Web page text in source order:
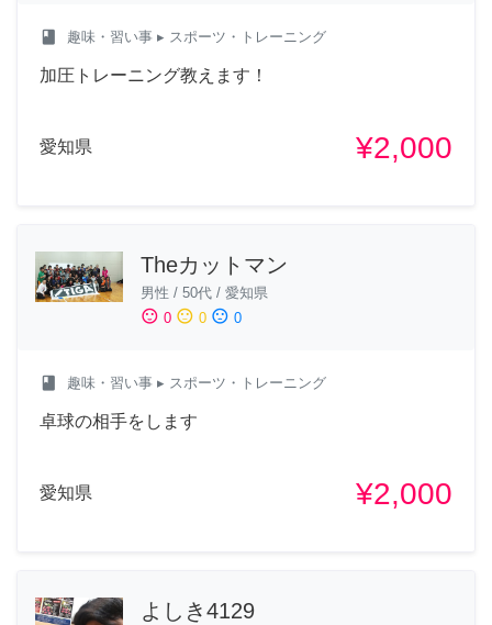
class 趣味・習い事 ▸ スポーツ・トレーニング
加圧トレーニング教えます！
愛知県 ¥2,000
Theカットマン
男性 / 50代 / 愛知県
sentiment_satisfied 0 sentiment_neutral 0 sentiment_dissatisfied 0
class 趣味・習い事 ▸ スポーツ・トレーニング
卓球の相手をします
愛知県 ¥2,000
よしき4129